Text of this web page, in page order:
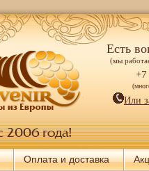
Есть
(мы
+7
Или
Оплата и доставка